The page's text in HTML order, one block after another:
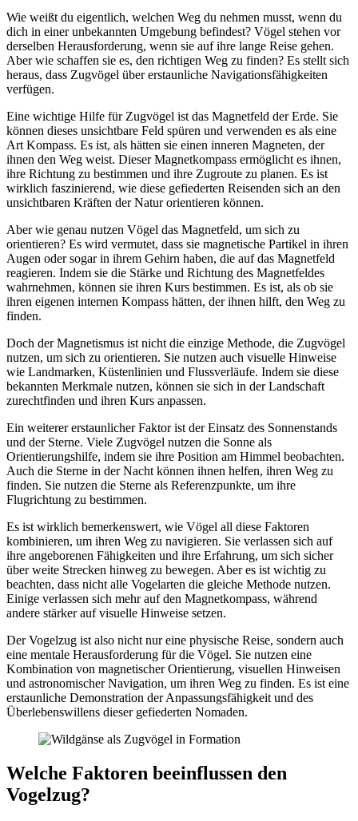
Wie weißt du eigentlich, welchen Weg du nehmen musst, wenn du
dich in einer unbekannten Umgebung befindest? Vögel stehen vor
derselben Herausforderung, wenn sie auf ihre lange Reise gehen.
Aber wie schaffen sie es, den richtigen Weg zu finden? Es stellt sich
heraus, dass Zugvögel über erstaunliche Navigationsfähigkeiten
verfügen.
Eine wichtige Hilfe für Zugvögel ist das Magnetfeld der Erde. Sie
können dieses unsichtbare Feld spüren und verwenden es als eine
Art Kompass. Es ist, als hätten sie einen inneren Magneten, der
ihnen den Weg weist. Dieser Magnetkompass ermöglicht es ihnen,
ihre Richtung zu bestimmen und ihre Zugroute zu planen. Es ist
wirklich faszinierend, wie diese gefiederten Reisenden sich an den
unsichtbaren Kräften der Natur orientieren können.
Aber wie genau nutzen Vögel das Magnetfeld, um sich zu
orientieren? Es wird vermutet, dass sie magnetische Partikel in ihren
Augen oder sogar in ihrem Gehirn haben, die auf das Magnetfeld
reagieren. Indem sie die Stärke und Richtung des Magnetfeldes
wahrnehmen, können sie ihren Kurs bestimmen. Es ist, als ob sie
ihren eigenen internen Kompass hätten, der ihnen hilft, den Weg zu
finden.
Doch der Magnetismus ist nicht die einzige Methode, die Zugvögel
nutzen, um sich zu orientieren. Sie nutzen auch visuelle Hinweise
wie Landmarken, Küstenlinien und Flussverläufe. Indem sie diese
bekannten Merkmale nutzen, können sie sich in der Landschaft
zurechtfinden und ihren Kurs anpassen.
Ein weiterer erstaunlicher Faktor ist der Einsatz des Sonnenstands
und der Sterne. Viele Zugvögel nutzen die Sonne als
Orientierungshilfe, indem sie ihre Position am Himmel beobachten.
Auch die Sterne in der Nacht können ihnen helfen, ihren Weg zu
finden. Sie nutzen die Sterne als Referenzpunkte, um ihre
Flugrichtung zu bestimmen.
Es ist wirklich bemerkenswert, wie Vögel all diese Faktoren
kombinieren, um ihren Weg zu navigieren. Sie verlassen sich auf
ihre angeborenen Fähigkeiten und ihre Erfahrung, um sich sicher
über weite Strecken hinweg zu bewegen. Aber es ist wichtig zu
beachten, dass nicht alle Vogelarten die gleiche Methode nutzen.
Einige verlassen sich mehr auf den Magnetkompass, während
andere stärker auf visuelle Hinweise setzen.
Der Vogelzug ist also nicht nur eine physische Reise, sondern auch
eine mentale Herausforderung für die Vögel. Sie nutzen eine
Kombination von magnetischer Orientierung, visuellen Hinweisen
und astronomischer Navigation, um ihren Weg zu finden. Es ist eine
erstaunliche Demonstration der Anpassungsfähigkeit und des
Überlebenswillens dieser gefiederten Nomaden.
Welche Faktoren beeinflussen den
Vogelzug?